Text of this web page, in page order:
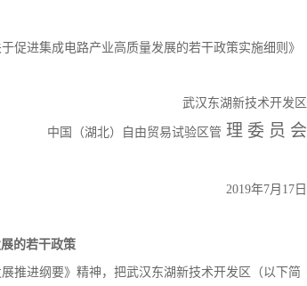
促进集成电路产业高质量发展的若干政策实施细则》
武汉东湖新技术开发区
中国（湖北）自由贸易试验区管 理 委 员 会
2019年7月17日
的若干政策
推进纲要》精神，把武汉东湖新技术开发区（以下简